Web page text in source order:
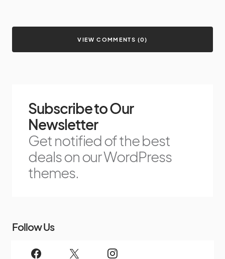
VIEW COMMENTS (0)
Subscribe to Our
Newsletter
Get notified of the best
deals on our WordPress
themes.
Follow Us